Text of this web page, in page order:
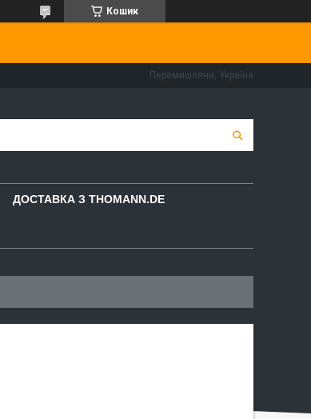
Кошик
Перемишляни, Україна
ДОСТАВКА З THOMANN.DE